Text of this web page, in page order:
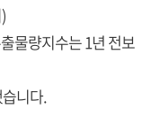
물량지수는 1년 전보
니다.